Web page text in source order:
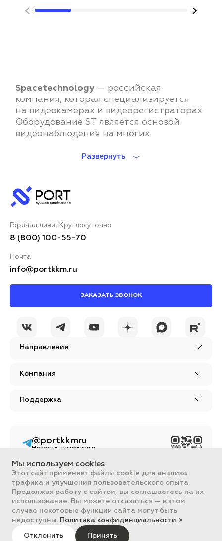
Spacetechnology — российская
компания, которая специализируется
на видеокамерах и видеорегистраторах.
Оборудование ST является основой
видеонаблюдения на многих
Развернуть
Направления
Компания
Поддержка
Горячая линия Круглосуточно
8 (800) 100-55-70
Почта
info@portkkm.ru
ЗАКАЗАТЬ ЗВОНОК
Вся информация, размещенная на сайте, носит ознакомительный
характер и не является публичной офертой, определяемой
положениями Статьи 437 ГК РФ.
Все цены на сайте указаны с НДС. ООО "ПОРТ" ИНН 2461018892,
ОГРН 1022401953496
ПОРТ 2011-2026
Политика обработки данных
@portkkmru
Новости, лайфхаки и
контент PORT - бизнес
портал
Мы используем cookies
Этот сайт применяет файлы cookie для анализа
трафика и улучшения пользовательского опыта.
Продолжая работу с сайтом, вы соглашаетесь на их
использование. Вы можете отказаться — в этом
случае некоторые функции сайта могут быть
недоступны. Политика конфиденциальности >
Отклонить Принять